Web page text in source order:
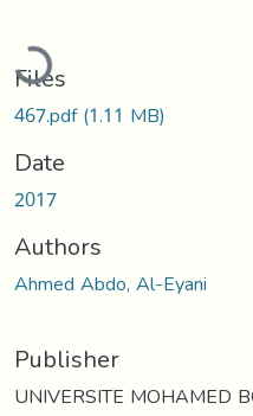
Loading...
Files
467.pdf(1.11 MB)
Date
2017
Authors
Ahmed Abdo, Al-Eyani
Publisher
UNIVERSITE MOHAMED